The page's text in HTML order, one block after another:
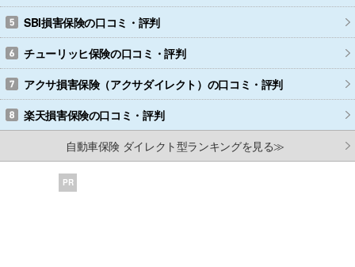
SBI損害保険の口コミ・評判
チューリッヒ保険の口コミ・評判
アクサ損害保険（アクサダイレクト） の口コミ・評判
楽天損害保険の口コミ・評判
自動車保険 ダイレクト型ランキングを見る≫
PR